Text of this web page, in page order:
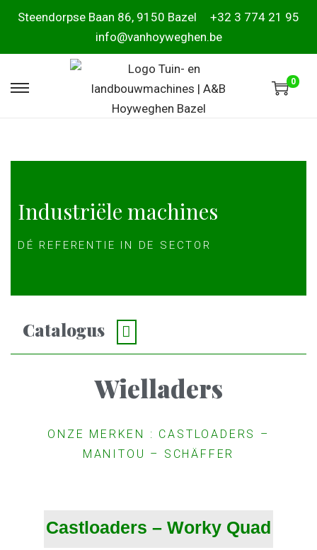
Steendorpse Baan 86, 9150 Bazel
+32 3 774 21 95
info@vanhoyweghen.be
0
Industriële machines
DÉ REFERENTIE IN DE SECTOR
Catalogus
Wielladers
ONZE MERKEN : CASTLOADERS –
MANITOU – SCHÄFFER
Castloaders – Worky Quad